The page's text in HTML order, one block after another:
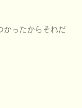
かったからそれだ